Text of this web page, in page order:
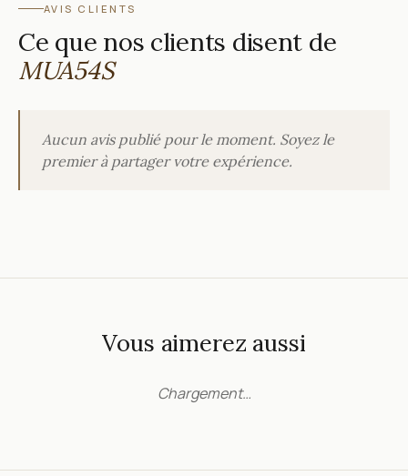
AVIS CLIENTS
Ce que nos clients disent de
MUA54S
Aucun avis publié pour le moment. Soyez le
premier à partager votre expérience.
Vous aimerez aussi
Chargement…